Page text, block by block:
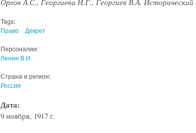
Tags:
Право
Декрет
Персоналии:
Ленин В.И.
Страна и регион:
Россия
Дата:
9 ноября, 1917 г.